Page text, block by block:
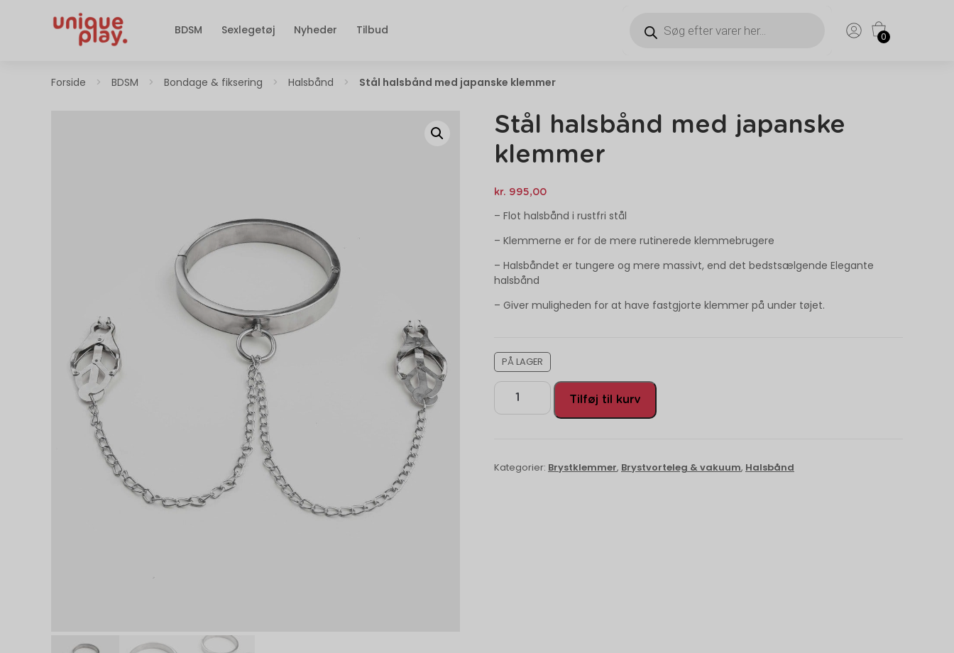
BDSM Sexlegetøj Nyheder Tilbud 0
Forside > BDSM > Bondage & fiksering > Halsbånd > Stål halsbånd med japanske klemmer
Stål halsbånd med japanske
klemmer
kr. 995,00
– Flot halsbånd i rustfri stål
– Klemmerne er for de mere rutinerede klemmebrugere
– Halsbåndet er tungere og mere massivt, end det bedstsælgende Elegante
halsbånd
– Giver muligheden for at have fastgjorte klemmer på under tøjet.
PÅ LAGER
Tilføj til kurv
Kategorier: Brystklemmer, Brystvorteleg & vakuum, Halsbånd